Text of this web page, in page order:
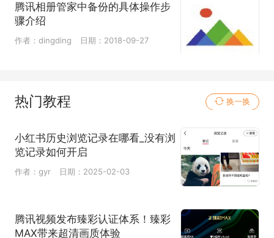
腾讯相册管家中备份的具体操作步
骤介绍
作者：dingding 日期：2018-09-27
热门教程 换一换
小红书历史浏览记录在哪看_没有浏
览记录如何开启
作者：gyr 日期：2025-02-03
腾讯视频发布臻彩认证体系！臻彩
MAX带来超清画质体验